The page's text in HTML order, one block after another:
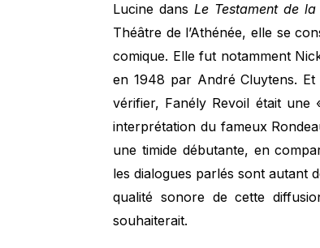
Lucine dansLe Testament de
Théâtre de l’Athénée, elle se
comique. Elle fut notamment
en 1948 par André Cluytens.
vérifier, Fanély Revoil était
interprétation du fameux
une timide débutante, en
les dialogues parlés sont autant
qualité sonore de cette
souhaiterait.